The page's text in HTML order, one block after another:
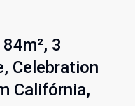
3
Celebration
Califórnia,